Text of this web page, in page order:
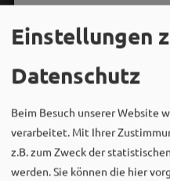
Komm am 08.08. ins
neuen Ohrwurm. 🎤✨
Gute Musik, beste
der im Kopf bleibt. 🌿🎵
Wir sehen uns…
Einstellungen
Datenschutz
Beim Besuch unserer Website
verarbeitet. Mit Ihrer
z.B. zum Zweck der
werden. Sie können die hier